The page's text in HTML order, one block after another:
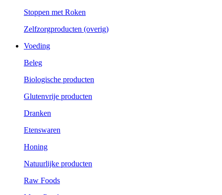
Stoppen met Roken
Zelfzorgproducten (overig)
Voeding
Beleg
Biologische producten
Glutenvrije producten
Dranken
Etenswaren
Honing
Natuurlijke producten
Raw Foods